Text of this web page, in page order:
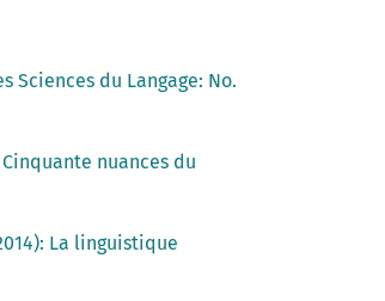
Sciences du Langage: No.
nuances du
La linguistique